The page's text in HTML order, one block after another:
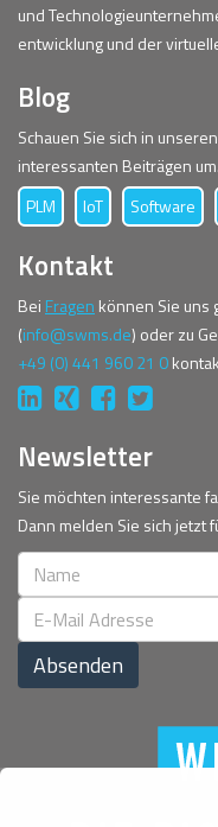
und
entwicklung und der
Blog
Schauen Sie sich in
interessanten Beiträgen um.
PLM
IoT Software
Kontakt
Bei Fragen können Sie uns
(info@swms.de) oder zu
+49 (0) 441 960 21 0
Newsletter
Sie möchten interessante
Dann melden Sie sich jetzt
Absenden